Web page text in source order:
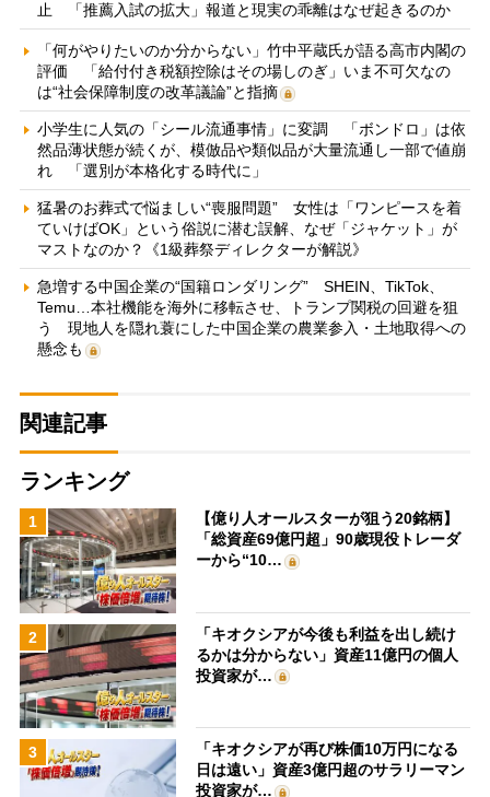
止 「推薦入試の拡大」報道と現実の乖離はなぜ起きるのか
「何がやりたいのか分からない」竹中平蔵氏が語る高市内閣の
評価 「給付付き税額控除はその場しのぎ」いま不可欠なの
は“社会保障制度の改革議論”と指摘
小学生に人気の「シール流通事情」に変調 「ボンドロ」は依
然品薄状態が続くが、模倣品や類似品が大量流通し一部で値崩
れ 「選別が本格化する時代に」
猛暑のお葬式で悩ましい“喪服問題” 女性は「ワンピースを着
ていけばOK」という俗説に潜む誤解、なぜ「ジャケット」が
マストなのか？《1級葬祭ディレクターが解説》
急増する中国企業の“国籍ロンダリング” SHEIN、TikTok、
Temu…本社機能を海外に移転させ、トランプ関税の回避を狙
う 現地人を隠れ蓑にした中国企業の農業参入・土地取得への
懸念も
関連記事
ランキング
1
【億り人オールスターが狙う20銘柄】
「総資産69億円超」90歳現役トレーダ
ーから“10…
2
「キオクシアが今後も利益を出し続け
るかは分からない」資産11億円の個人
投資家が…
3
「キオクシアが再び株価10万円になる
日は遠い」資産3億円超のサラリーマン
投資家が…